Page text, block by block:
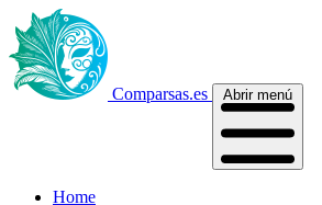
Comparsas.es Abrir menú
Home